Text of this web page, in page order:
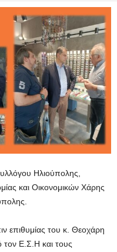
Ηλιούπολης,
και Οικονομικών Χάρης
επιθυμίας του κ. Θεοχάρη
τον Ε.Σ.Η και τους